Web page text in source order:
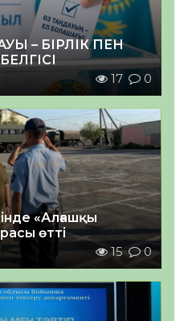
– БІРЛІК ПЕН
17 0
«Алғашқы
өтті
15 0